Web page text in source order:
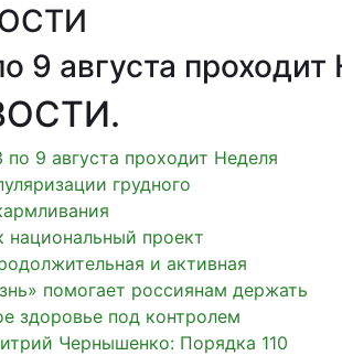
9 августа
.
по 9 августа проходит Неделя
грудного
национальный проект
и активная
помогает россиянам держать
здоровье под контролем
Чернышенко: Порядка 110